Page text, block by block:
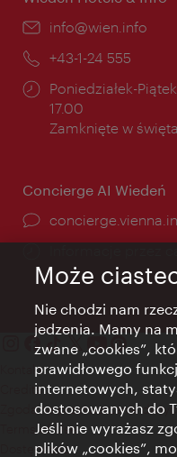
E-
info@wien.info
Telefon:
+43-1-24 555
Godziny
otwarcia:
Poniedziałek-
17.00
Zamknięte w
Concierge AI Wiedeń
Kontakt
Credits
Zgoda na przetwarzanie
Terms of Use
Dostępność
Może
Nie chodzi nam
jedzenia. Mamy na
zwane „cookies”,
prawidłowego
internetowych,
dostosowanych do
Jeśli nie wyrażasz
plików „cookies”,